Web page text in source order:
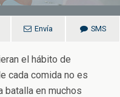
Envía SMS
el hábito de
cada comida no es
batalla en muchos